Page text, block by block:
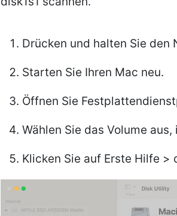
Drücken und halten Sie
Starten Sie Ihren Mac neu.
Öffnen Sie
Wählen Sie das Volume
Klicken Sie auf Erste Hilfe >